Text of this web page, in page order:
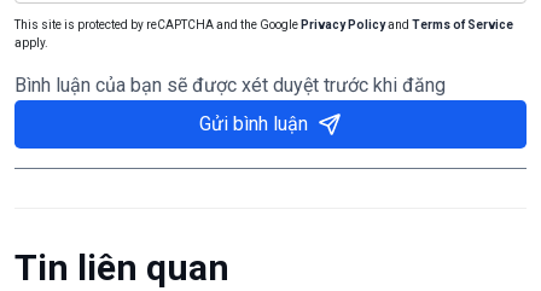
This site is protected by reCAPTCHA and the Google Privacy Policyand Terms of Service
apply.
Bình luận của bạn sẽ được xét duyệt trước khi đăng
Gửi bình luận
Tin liên quan